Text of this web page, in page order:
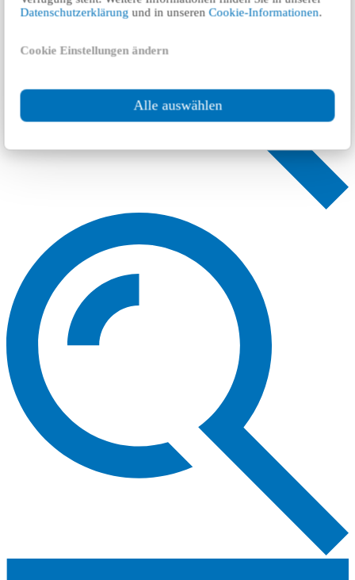
Datenschutzerklärung und in unserenCookie-Informationen.
Cookie Einstellungen ändern
Alle auswählen